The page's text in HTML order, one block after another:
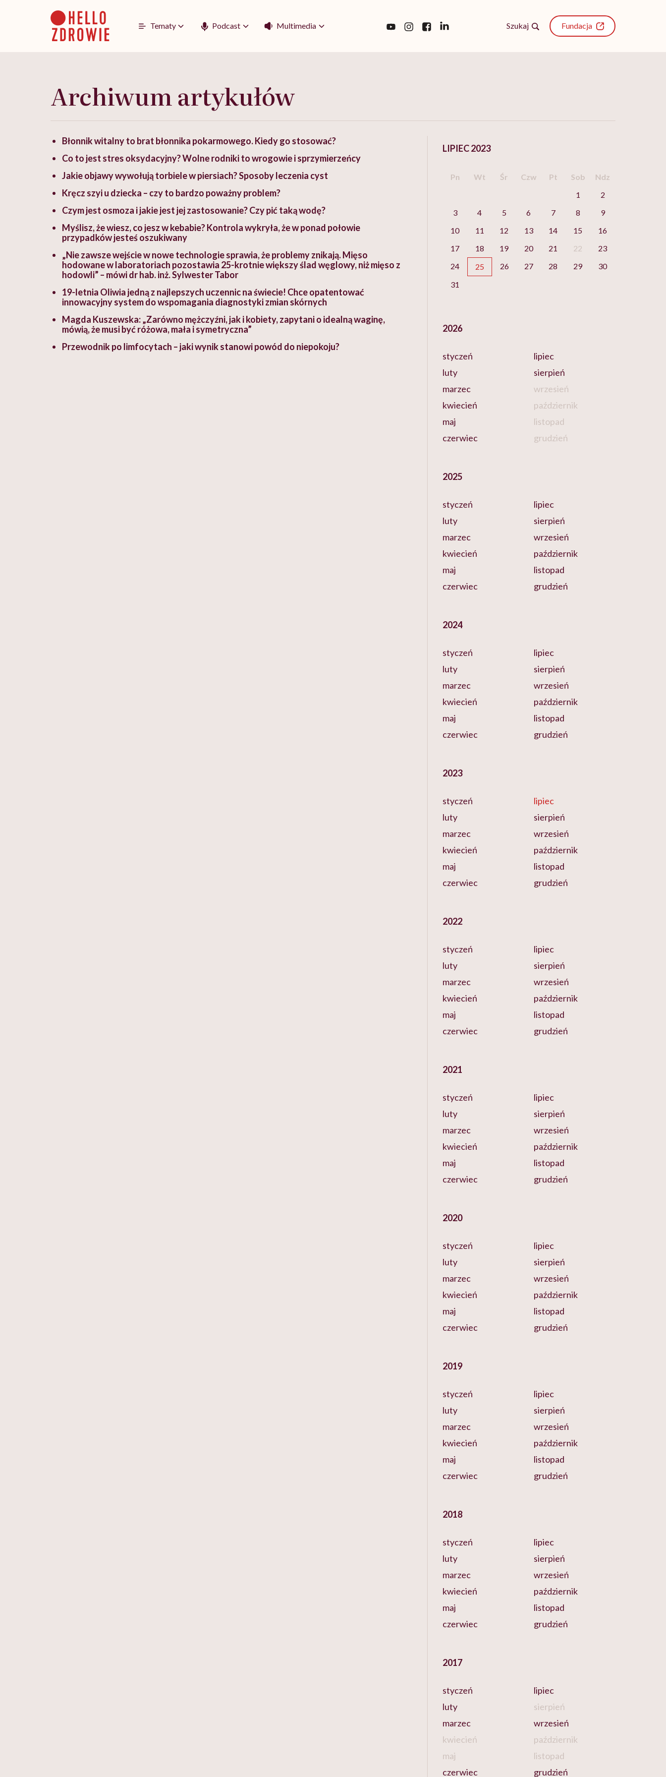
Tematy Podcast Multimedia Szukaj Fundacja
Archiwum artykułów
Błonnik witalny to brat błonnika pokarmowego. Kiedy go stosować?
Co to jest stres oksydacyjny? Wolne rodniki to wrogowie i sprzymierzeńcy
Jakie objawy wywołują torbiele w piersiach? Sposoby leczenia cyst
Kręcz szyi u dziecka – czy to bardzo poważny problem?
Czym jest osmoza i jakie jest jej zastosowanie? Czy pić taką wodę?
Myślisz, że wiesz, co jesz w kebabie? Kontrola wykryła, że w ponad połowie
przypadków jesteś oszukiwany
„Nie zawsze wejście w nowe technologie sprawia, że problemy znikają. Mięso
hodowane w laboratoriach pozostawia 25-krotnie większy ślad węglowy, niż mięso z
hodowli” – mówi dr hab. inż. Sylwester Tabor
19-letnia Oliwia jedną z najlepszych uczennic na świecie! Chce opatentować
innowacyjny system do wspomagania diagnostyki zmian skórnych
Magda Kuszewska: „Zarówno mężczyźni, jak i kobiety, zapytani o idealną waginę,
mówią, że musi być różowa, mała i symetryczna”
Przewodnik po limfocytach – jaki wynik stanowi powód do niepokoju?
LIPIEC 2023
Pn Wt Śr Czw Pt Sob
Ndz
1
2
3
4 5 6 7 8
9
10
11 12 13 14 15
16
17
18 19 20 21 22
23
24
25 26 27 28 29
30
31
2026
styczeń
luty
marzec
kwiecień
maj
czerwiec
lipiec
sierpień
wrzesień
październik
listopad
grudzień
2025
styczeń
luty
marzec
kwiecień
maj
czerwiec
lipiec
sierpień
wrzesień
październik
listopad
grudzień
2024
styczeń
luty
marzec
kwiecień
maj
czerwiec
lipiec
sierpień
wrzesień
październik
listopad
grudzień
2023
styczeń
luty
marzec
kwiecień
maj
czerwiec
lipiec
sierpień
wrzesień
październik
listopad
grudzień
2022
styczeń
luty
marzec
kwiecień
maj
czerwiec
lipiec
sierpień
wrzesień
październik
listopad
grudzień
2021
styczeń
luty
marzec
kwiecień
maj
czerwiec
lipiec
sierpień
wrzesień
październik
listopad
grudzień
2020
styczeń
luty
marzec
kwiecień
maj
czerwiec
lipiec
sierpień
wrzesień
październik
listopad
grudzień
2019
styczeń
luty
marzec
kwiecień
maj
czerwiec
lipiec
sierpień
wrzesień
październik
listopad
grudzień
2018
styczeń
luty
marzec
kwiecień
maj
czerwiec
lipiec
sierpień
wrzesień
październik
listopad
grudzień
2017
styczeń
luty
marzec
kwiecień
maj
czerwiec
lipiec
sierpień
wrzesień
październik
listopad
grudzień